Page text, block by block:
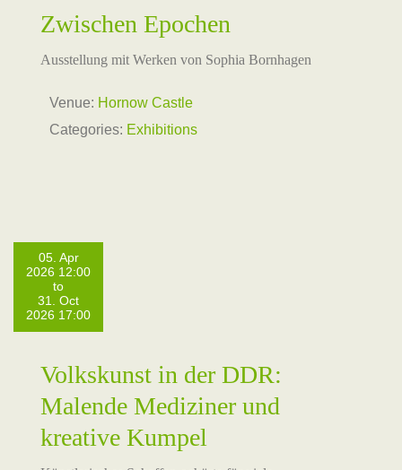
Zwischen Epochen
Ausstellung mit Werken von Sophia Bornhagen
Venue: Hornow Castle
Categories: Exhibitions
05. Apr
2026 12:00
to
31. Oct
2026 17:00
Volkskunst in der DDR:
Malende Mediziner und
kreative Kumpel